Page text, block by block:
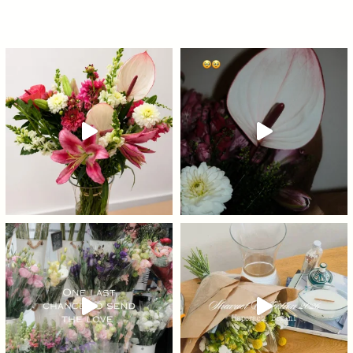
לכבוד ט״ו באב מוזמנים להזמין כב
בנות אתן כבר יודעות למי לשלוח את הסרטון הזה…
זה הזמן לתייג
שבועות כבר באתר! זה הזמן לשרי
זר שחייב להיות בפיד
⁨ ⁨ ⁨ זה הזמן לפנק את עצמך כי מה יותר כיף מלקום ול